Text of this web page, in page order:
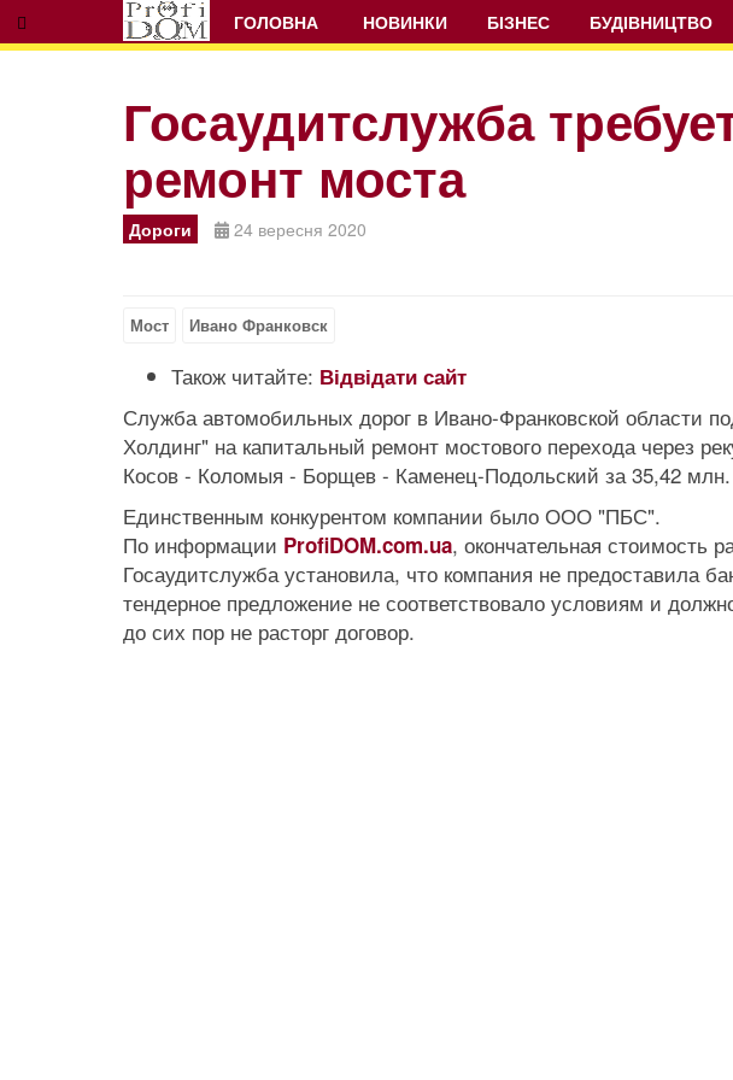
ГОЛОВНА НОВИНКИ БІЗНЕС БУДІВНИЦТВО
Госаудитслужба
ремонт моста
Дороги 24 вересня 2020
Мост Ивано Франковск
Також читайте: Відвідати сайт
Служба автомобильных дорог в Ивано-Франковской области
Холдинг" на капитальный ремонт мостового перехода через
Косов - Коломыя - Борщев - Каменец-Подольский за 35,42 млн.
Единственным конкурентом компании было ООО "ПБС".
По информации ProfiDOM.com.ua, окончательная стоимость
Госаудитслужба установила, что компания не предоставила
тендерное предложение не соответствовало условиям и
до сих пор не расторг договор.